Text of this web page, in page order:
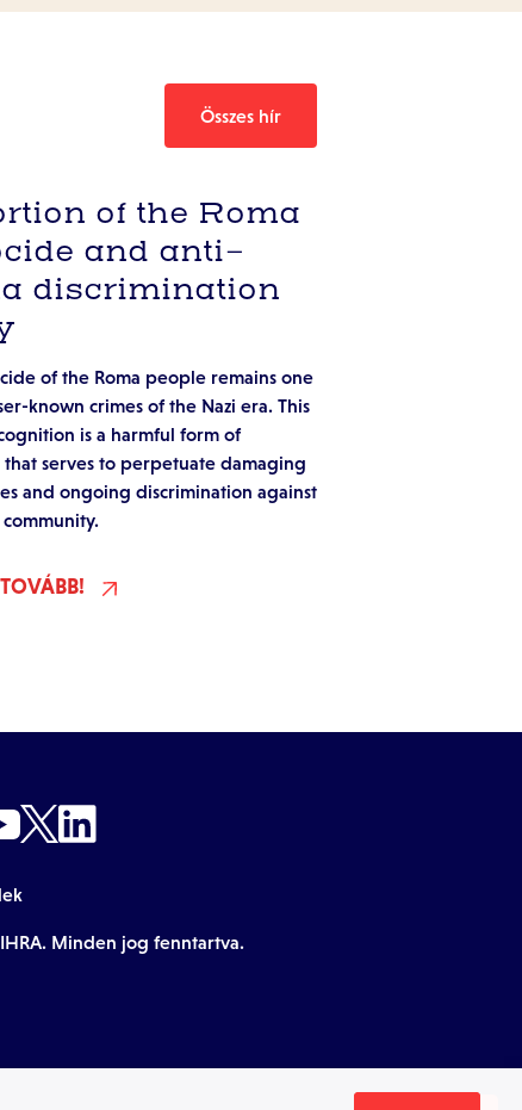
Összes hír
of the Roma
and anti-
discrimination
of the Roma people remains one
known crimes of the Nazi era. This
is a harmful form of
serves to perpetuate damaging
and ongoing discrimination against
Minden jog fenntartva.